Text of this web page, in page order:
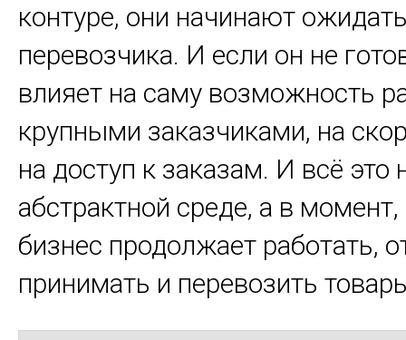
контуре, они начинают
перевозчика. И если он не
влияет на саму возможность
крупными заказчиками, на
на доступ к заказам. И всё это
абстрактной среде, а в момент,
бизнес продолжает работать,
принимать и перевозить